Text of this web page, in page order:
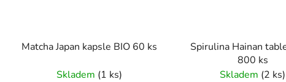
Matcha Japan kapsle BIO 60 ks
Skladem (1 ks)
Spirulina Hainan
800 ks
Skladem (2 ks)